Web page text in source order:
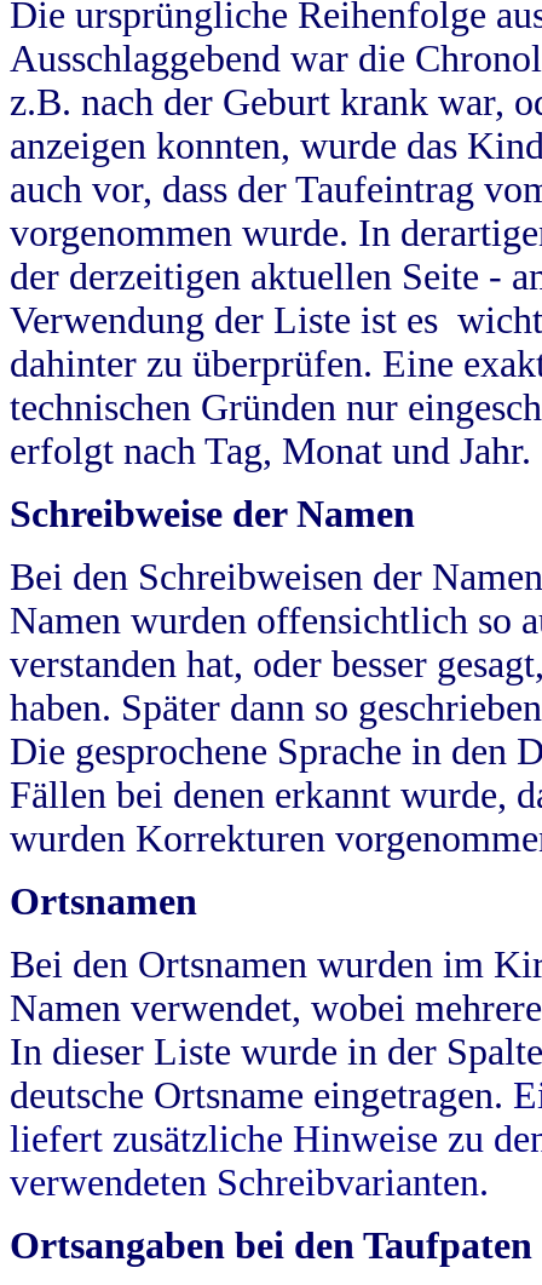
Die ursprüngliche Reihenfolge
Ausschlaggebend war die
z.B. nach der Geburt krank war,
anzeigen konnten, wurde das
auch vor, dass der Taufeintrag
vorgenommen wurde. In
der derzeitigen aktuellen Seite -
Verwendung der Liste ist es
dahinter zu überprüfen. Eine
technischen Gründen nur
erfolgt nach Tag, Monat und Jahr.
Schreibweise der Namen
Bei den Schreibweisen der
Namen wurden offensichtlich so
verstanden hat, oder besser
haben. Später dann so
Die gesprochene Sprache in
Fällen bei denen erkannt wurde,
wurden Korrekturen
Ortsnamen
Bei den Ortsnamen wurden im
Namen verwendet, wobei
In dieser Liste wurde in der
deutsche Ortsname eingetragen.
liefert zusätzliche Hinweise zu
verwendeten Schreibvarianten.
Ortsangaben bei den Taufpaten